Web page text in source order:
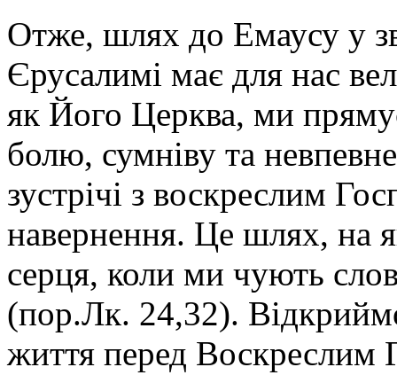
Отже, шлях до Емаусу у
Єрусалимі має для нас
як Його Церква, ми
болю, сумніву та
зустрічі з воскреслим
навернення. Це шлях, на
серця, коли ми чують
(пор.Лк. 24,32).
життя перед Воскреслим